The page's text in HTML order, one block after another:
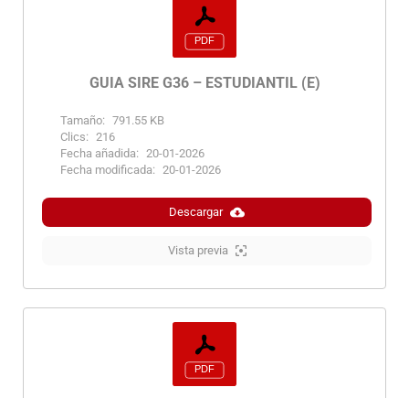
GUIA SIRE G36 – ESTUDIANTIL (E)
Tamaño: 791.55 KB
Clics: 216
Fecha añadida: 20-01-2026
Fecha modificada: 20-01-2026
Descargar
Vista previa